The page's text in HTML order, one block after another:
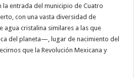
la entrada del municipio de Cuatro
con una vasta diversidad de
agua cristalina similares a las que
del planeta—, lugar de nacimiento del
que la Revolución Mexicana y